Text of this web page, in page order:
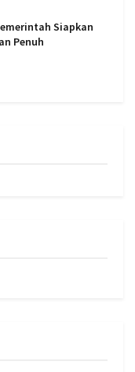
Siapkan
Penuh